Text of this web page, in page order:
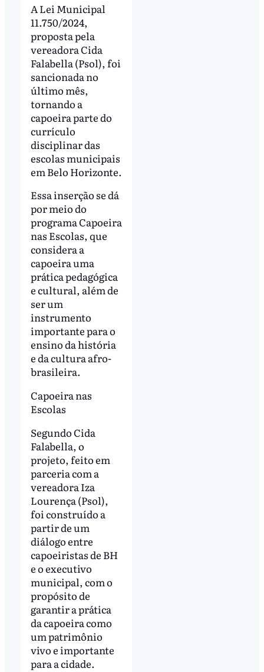
A Lei Municipal
11.750/2024,
proposta pela
vereadora Cida
Falabella (Psol), foi
sancionada no
último mês,
tornando a
capoeira parte do
currículo
disciplinar das
escolas municipais
em Belo Horizonte.
Essa inserção se dá
por meio do
programa Capoeira
nas Escolas, que
considera a
capoeira uma
prática pedagógica
e cultural, além de
ser um
instrumento
importante para o
ensino da história
e da cultura afro-
brasileira.
Capoeira nas
Escolas
Segundo Cida
Falabella, o
projeto, feito em
parceria com a
vereadora Iza
Lourença (Psol),
foi construído a
partir de um
diálogo entre
capoeiristas de BH
e o executivo
municipal, com o
propósito de
garantir a prática
da capoeira como
um patrimônio
vivo e importante
para a cidade.